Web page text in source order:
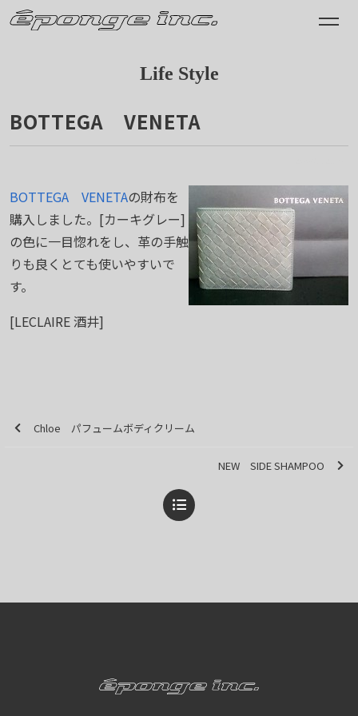
Life Style
BOTTEGA VENETA
BOTTEGA VENETAの財布を
購入しました。[カーキグレー]
の色に一目惚れをし、革の手触
りも良くとても使いやすいで
す。
[LECLAIRE 酒井]
Chloe パフュームボディクリーム
NEW SIDE SHAMPOO